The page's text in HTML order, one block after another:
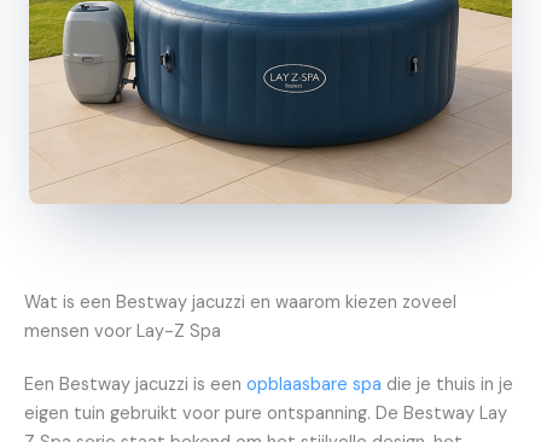
Wat is een Bestway jacuzzi en waarom kiezen zoveel
mensen voor Lay-Z Spa
Een Bestway jacuzzi is een opblaasbare spa die je thuis in je
eigen tuin gebruikt voor pure ontspanning. De Bestway Lay